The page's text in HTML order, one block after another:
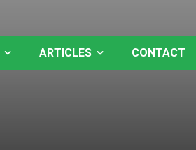
ARTICLES CONTACT